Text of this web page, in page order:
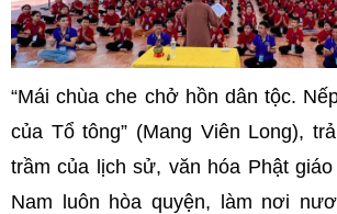
“Mái chùa che chở hồn dân tộc.
của Tổ tông” (Mang Viên Long),
trầm của lịch sử, văn hóa Phật
Nam luôn hòa quyện, làm nơi